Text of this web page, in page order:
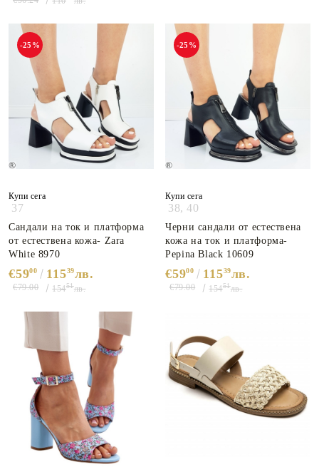
-25%
Купи сега
37
Сандали на ток и платформа
от естествена кожа- Zara
White 8970
€5900 11539лв.
€79.00 15451лв.
-25%
Купи сега
38, 40
Черни сандали от естествена
кожа на ток и платформа-
Pepina Black 10609
€5900 11539лв.
€79.00 15451лв.